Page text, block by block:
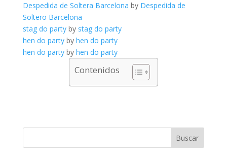
Despedida de Soltera Barcelona by Despedida de
Soltero Barcelona
stag do partyby stag do party
hen do partyby hen do party
hen do partyby hen do party
Contenidos
Buscar